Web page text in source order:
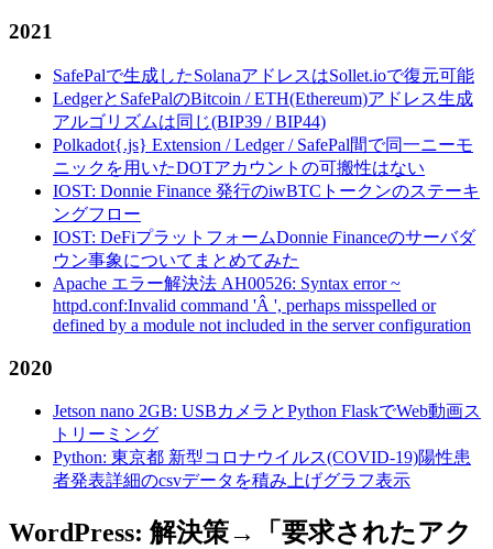
2021
SafePalで生成したSolanaアドレスはSollet.ioで復元可能
LedgerとSafePalのBitcoin / ETH(Ethereum)アドレス生成
アルゴリズムは同じ(BIP39 / BIP44)
Polkadot{.js} Extension / Ledger / SafePal間で同一ニーモ
ニックを用いたDOTアカウントの可搬性はない
IOST: Donnie Finance 発行のiwBTCトークンのステーキ
ングフロー
IOST: DeFiプラットフォームDonnie Financeのサーバダ
ウン事象についてまとめてみた
Apache エラー解決法 AH00526: Syntax error ~
httpd.conf:Invalid command 'Â ', perhaps misspelled or
defined by a module not included in the server configuration
2020
Jetson nano 2GB: USBカメラとPython FlaskでWeb動画ス
トリーミング
Python: 東京都 新型コロナウイルス(COVID-19)陽性患
者発表詳細のcsvデータを積み上げグラフ表示
WordPress: 解決策→「要求されたアク